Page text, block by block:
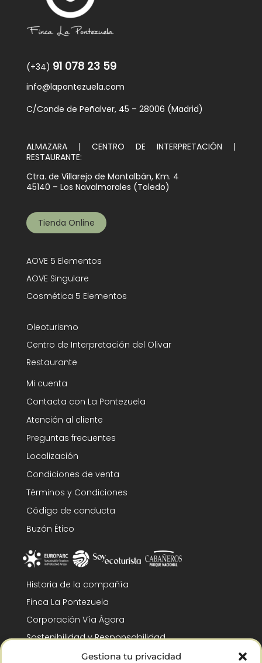
Gestiona tu privacidad
(+34) 91 078 23 59
info@lapontezuela.com
C/Conde de Peñalver, 45 – 28006 (Madrid)
ALMAZARA | CENTRO DE INTERPRETACIÓN |
RESTAURANTE:
Ctra. de Villarejo de Montalbán, Km. 4
45140 – Los Navalmorales (Toledo)
Tienda Online
AOVE 5 Elementos
AOVE Singulare
Cosmética 5 Elementos
Oleoturismo
Centro de Interpretación del Olivar
Restaurante
Mi cuenta
Contacta con La Pontezuela
Atención al cliente
Preguntas frecuentes
Localización
Condiciones de venta
Términos y Condiciones
Código de conducta
Buzón Ético
Historia de la compañía
Finca La Pontezuela
Corporación Vía Ágora
Sostenibilidad y Responsabilidad
RSC y Fundación Gómez-Pintado